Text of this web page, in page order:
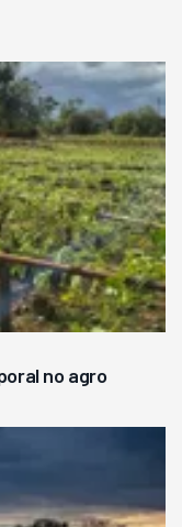
no agro